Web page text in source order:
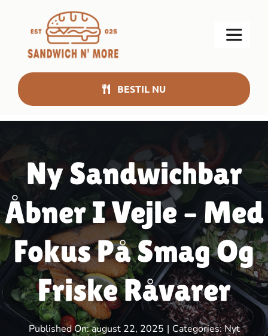
content
Toggle
Find os
Menu
Tilbud
Nyt
RING: 66 46 73 09
BESTIL NU
Ny Sandwichbar
Åbner I Vejle – Med
Fokus På Smag Og
Friske Råvarer
Published On: august 22, 2025 | Categories:Nyt